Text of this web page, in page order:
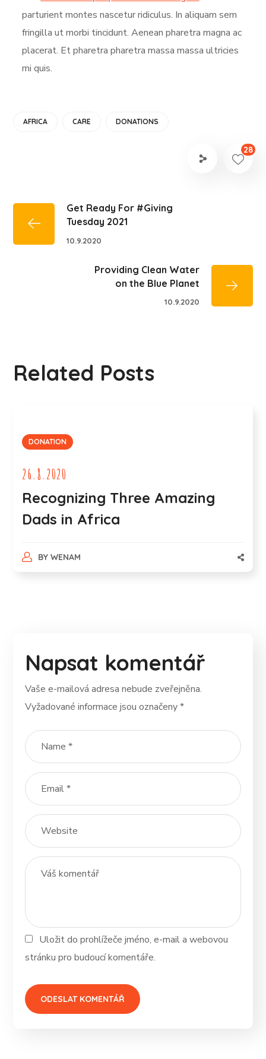
parturient montes nascetur ridiculus. In aliquam sem
fringilla ut morbi tincidunt. Aenean pharetra magna ac
placerat. Et pharetra pharetra massa massa ultricies
mi quis.
AFRICA CARE DONATIONS
28
Get Ready For #Giving
Tuesday 2021
10.9.2020
Providing Clean Water
on the Blue Planet
10.9.2020
Related Posts
DONATION
26.8.2020
Recognizing Three Amazing
Dads in Africa
BY WENAM
Napsat komentář
Vaše e-mailová adresa nebude zveřejněna.
Vyžadované informace jsou označeny*
Uložit do prohlížeče jméno, e-mail a webovou
stránku pro budoucí komentáře.